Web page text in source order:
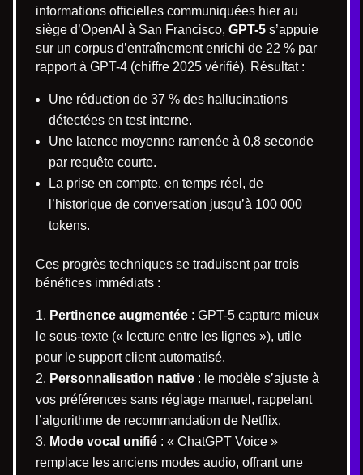
informations officielles communiquées hier au
siège d’OpenAI à San Francisco, GPT-5 s’appuie
sur un corpus d’entraînement enrichi de 22 % par
rapport à GPT-4 (chiffre 2025 vérifié). Résultat :
Une réduction de 37 % des hallucinations
détectées en test interne.
Une latence moyenne ramenée à 0,8 seconde
par requête courte.
La prise en compte, en temps réel, de
l’historique de conversation jusqu’à 100 000
tokens.
Ces progrès techniques se traduisent par trois
bénéfices immédiats :
Pertinence augmentée : GPT-5 capture mieux
le sous-texte (« lecture entre les lignes »), utile
pour le support client automatisé.
Personnalisation native : le modèle s’ajuste à
vos préférences sans réglage manuel, rappelant
l’algorithme de recommandation de Netflix.
Mode vocal unifié : « ChatGPT Voice »
remplace les anciens modes audio, offrant une